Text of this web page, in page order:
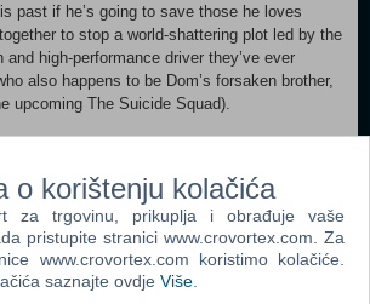
past if he’s going to save those he loves
to stop a world-shattering plot led by the
high-performance driver they’ve ever
also happens to be Dom’s forsaken brother,
upcoming The Suicide Squad).
JEZIKU.
o korištenju kolačića
za trgovinu, prikuplja i obrađuje vaše
pristupite stranici www.crovortex.com. Za
www.crovortex.com koristimo kolačiće.
saznajte ovdje Više